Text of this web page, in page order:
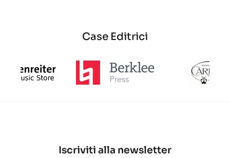
Case Editrici
Iscriviti alla newsletter